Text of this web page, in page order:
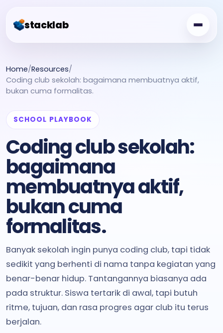
stacklab
Free Class
Creator Garden
For Schools
Home/Resources/
Coding club sekolah: bagaimana membuatnya aktif,
bukan cuma formalitas.
SCHOOL PLAYBOOK
Coding club sekolah:
bagaimana
membuatnya aktif,
bukan cuma
formalitas.
Banyak sekolah ingin punya coding club, tapi tidak
sedikit yang berhenti di nama tanpa kegiatan yang
benar-benar hidup. Tantangannya biasanya ada
pada struktur. Siswa tertarik di awal, tapi butuh
ritme, tujuan, dan rasa progres agar club itu terus
berjalan.